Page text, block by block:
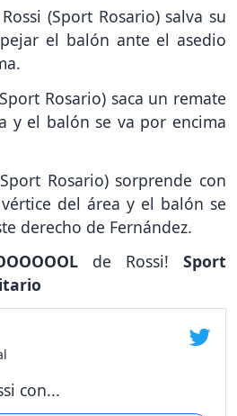
(Sport Rosario) salva su
el balón ante el asedio
Rosario) saca un remate
y el balón se va por encima
Rosario) sorprende con
del área y el balón se
derecho de Fernández.
de Rossi! Sport
con...